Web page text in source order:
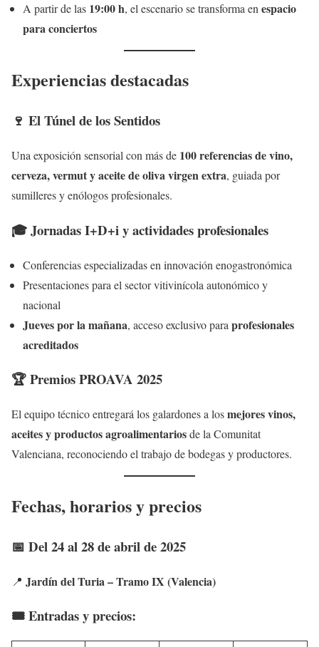
A partir de las 19:00 h, el escenario se transforma en espacio
para conciertos
Experiencias destacadas
🍷 El Túnel de los Sentidos
Una exposición sensorial con más de 100 referencias de vino,
cerveza, vermut y aceite de oliva virgen extra, guiada por
sumilleres y enólogos profesionales.
🎓 Jornadas I+D+i y actividades profesionales
Conferencias especializadas en innovación enogastronómica
Presentaciones para el sector vitivinícola autonómico y
nacional
Jueves por la mañana, acceso exclusivo para profesionales
acreditados
🏆 Premios PROAVA 2025
El equipo técnico entregará los galardones a losmejores vinos,
aceites y productos agroalimentariosde la Comunitat
Valenciana, reconociendo el trabajo de bodegas y productores.
Fechas, horarios y precios
📅 Del 24 al 28 de abril de 2025
📍 Jardín del Turia – Tramo IX (Valencia)
🎟Entradas y precios: